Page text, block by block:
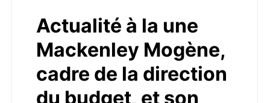
Actualité à la une
Mackenley Mogène,
cadre de la direction
du budget, et son